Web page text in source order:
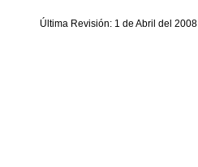
Última Revisión: 1 de Abril del 2008